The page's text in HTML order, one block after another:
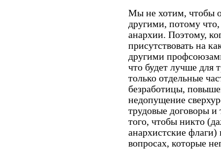
Мы не хотим, чтобы
другими, потому
анархии. Поэтому,
присутствовать на
другими
что будет лучше для
только отдельные
безработицы,
недопущение
трудовые договоры
того, чтобы никто
анархистские флаги)
вопросах, которые